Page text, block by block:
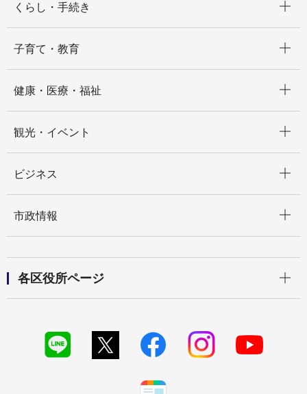
くらし・手続き
子育て・教育
健康・医療・福祉
観光・イベント
ビジネス
市政情報
各区役所ページ